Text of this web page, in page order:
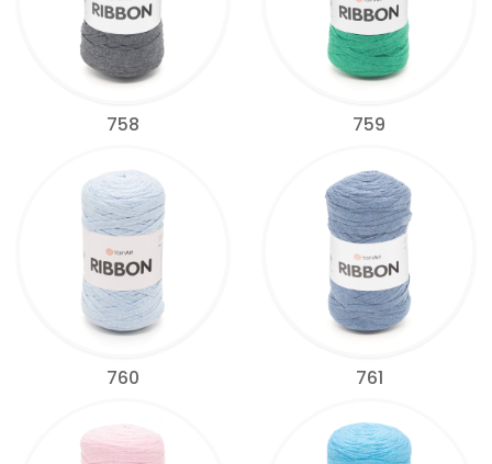
758 759
760 761